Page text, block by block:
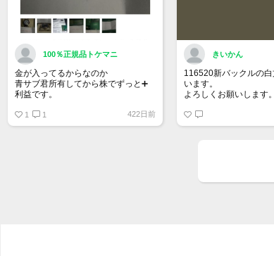
100％正規品トケマニ
金が入ってるからなのか
青サブ君所有してから株でずっと➕
利益です。
銘柄番号7932 ニッピ
1 1 422日前
きいかん
116520新バックルの
います。
よろしくお願いします。